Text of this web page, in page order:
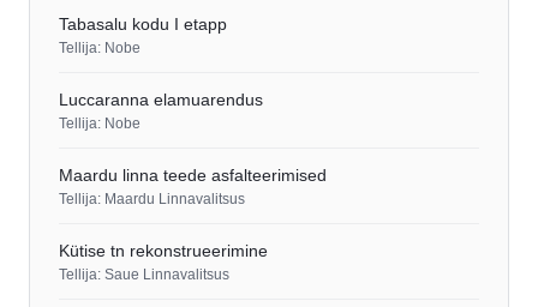
Tabasalu kodu I etapp
Tellija: Nobe
Luccaranna elamuarendus
Tellija: Nobe
Maardu linna teede asfalteerimised
Tellija: Maardu Linnavalitsus
Kütise tn rekonstrueerimine
Tellija: Saue Linnavalitsus